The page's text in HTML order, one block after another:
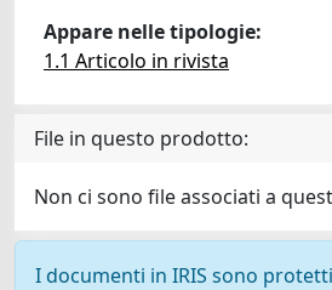
Appare nelle tipologie:
1.1 Articolo in rivista
File in questo prodotto:
Non ci sono file associati a
I documenti in IRIS sono